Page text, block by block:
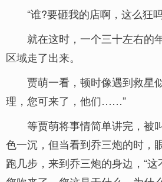
“谁?要砸我的店啊，这么狂
就在这时，一个三十左右的
区域走了出来。
贾萌一看，顿时像遇到救星
理，您可来了，他们……”
等贾萌将事情简单讲完，被
色一沉，但当看到乔三炮的时，
跑几步，来到乔三炮的身边，“